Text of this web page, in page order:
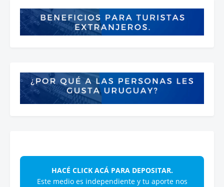
HACÉ CLICK ACÁ PARA DEPOSITAR.
Este medio es independiente y tu aporte nos